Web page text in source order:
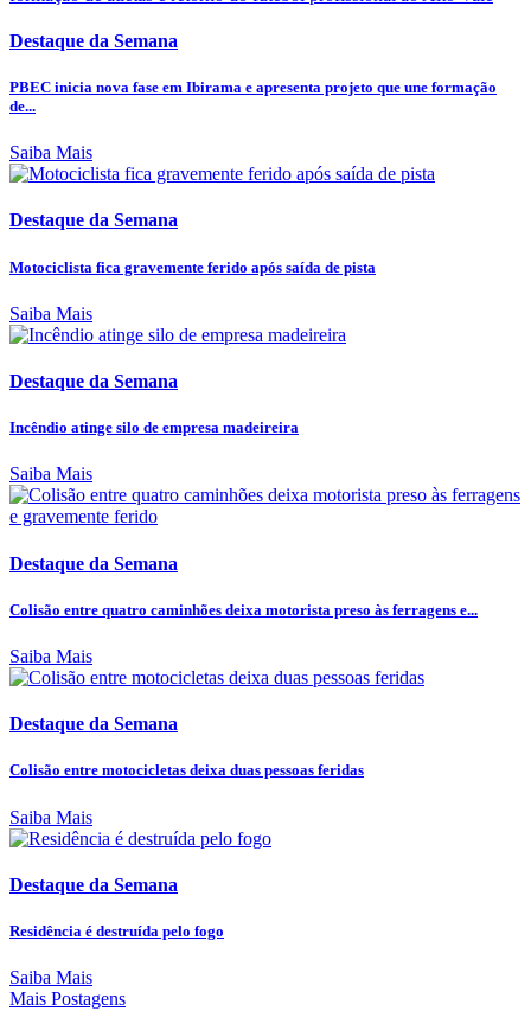
Destaque da Semana
PBEC inicia nova fase em Ibirama e apresenta projeto que une formação
de...
Saiba Mais
Destaque da Semana
Motociclista fica gravemente ferido após saída de pista
Saiba Mais
Destaque da Semana
Incêndio atinge silo de empresa madeireira
Saiba Mais
Destaque da Semana
Colisão entre quatro caminhões deixa motorista preso às ferragens e...
Saiba Mais
Destaque da Semana
Colisão entre motocicletas deixa duas pessoas feridas
Saiba Mais
Destaque da Semana
Residência é destruída pelo fogo
Saiba Mais
Mais Postagens